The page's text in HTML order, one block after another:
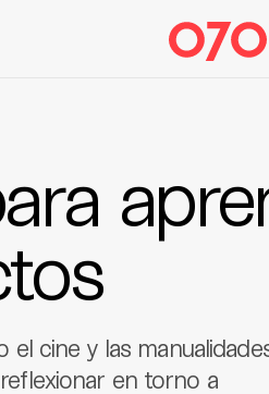
cine y las
en torno a